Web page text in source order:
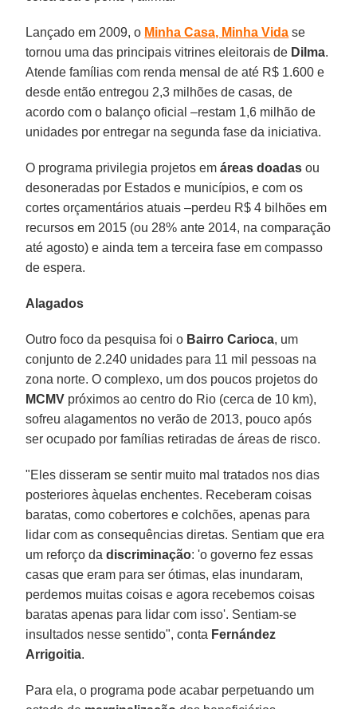
Lançado em 2009, o Minha Casa, Minha Vida se
tornou uma das principais vitrines eleitorais de Dilma.
Atende famílias com renda mensal de até R$ 1.600 e
desde então entregou 2,3 milhões de casas, de
acordo com o balanço oficial –restam 1,6 milhão de
unidades por entregar na segunda fase da iniciativa.
O programa privilegia projetos emáreas doadas ou
desoneradas por Estados e municípios, e com os
cortes orçamentários atuais –perdeu R$ 4 bilhões em
recursos em 2015 (ou 28% ante 2014, na comparação
até agosto) e ainda tem a terceira fase em compasso
de espera.
Alagados
Outro foco da pesquisa foi o Bairro Carioca, um
conjunto de 2.240 unidades para 11 mil pessoas na
zona norte. O complexo, um dos poucos projetos do
MCMV próximos ao centro do Rio (cerca de 10 km),
sofreu alagamentos no verão de 2013, pouco após
ser ocupado por famílias retiradas de áreas de risco.
"Eles disseram se sentir muito mal tratados nos dias
posteriores àquelas enchentes. Receberam coisas
baratas, como cobertores e colchões, apenas para
lidar com as consequências diretas. Sentiam que era
um reforço dadiscriminação: 'o governo fez essas
casas que eram para ser ótimas, elas inundaram,
perdemos muitas coisas e agora recebemos coisas
baratas apenas para lidar com isso'. Sentiam-se
insultados nesse sentido", conta Fernández
Arrigoitia.
Para ela, o programa pode acabar perpetuando um